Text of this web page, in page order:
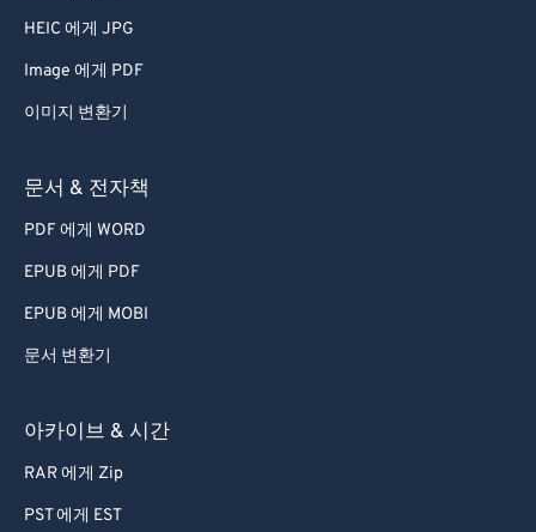
HEIC 에게 JPG
Image 에게 PDF
이미지 변환기
문서 & 전자책
PDF 에게 WORD
EPUB 에게 PDF
EPUB 에게 MOBI
문서 변환기
아카이브 & 시간
RAR 에게 Zip
PST 에게 EST